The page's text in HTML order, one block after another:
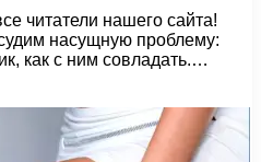
читатели нашего сайта!
насущную проблему:
как с ним совладать.…